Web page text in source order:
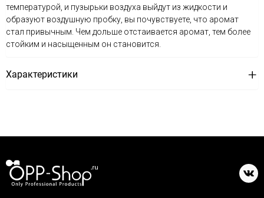
температурой, и пузырьки воздуха выйдут из жидкости и
образуют воздушную пробку, вы почувствуете, что аромат
стал привычным. Чем дольше отстаивается аромат, тем более
стойким и насыщенным он становится.
Характеристики